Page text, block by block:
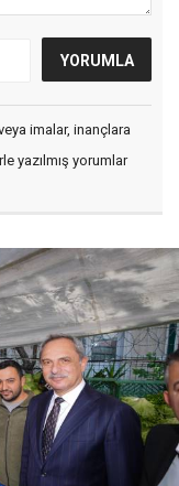
imalar, inançlara
yazılmış yorumlar